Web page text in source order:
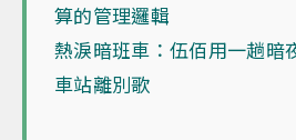
算的管理邏輯
熱淚暗班車：伍佰用一趟暗
車站離別歌